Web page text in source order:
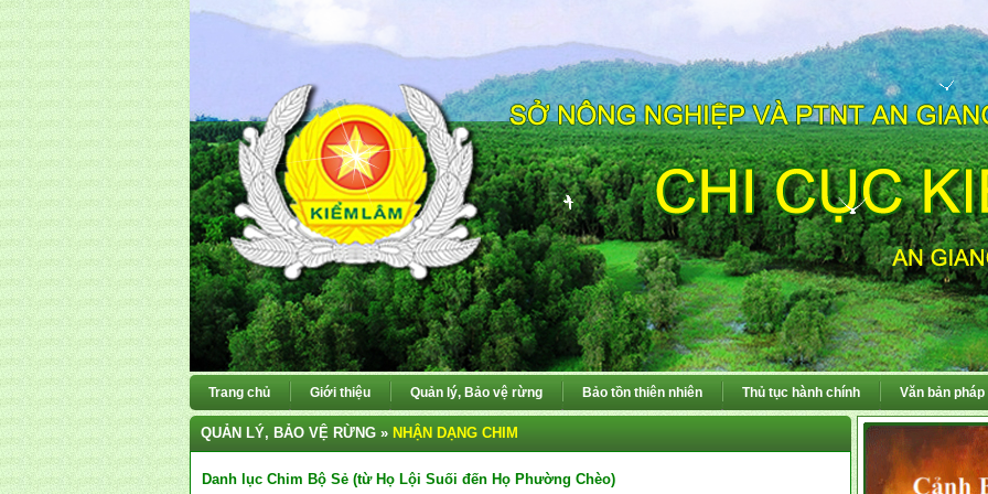
Trang chủ Giới thiệu Quản lý, Bảo vệ rừng Bảo tồn thiên nhiên Thủ tục hành chính Văn bản pháp
QUẢN LÝ, BẢO VỆ RỪNG » NHẬN DẠNG CHIM
Danh lục Chim Bộ Sẻ (từ Họ Lội Suối đến Họ Phường Chèo)